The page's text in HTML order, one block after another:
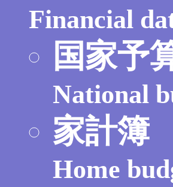
Financial
国家予
National
家計簿
Home